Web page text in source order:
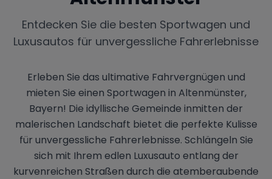
Entdecken Sie die besten Sportwagen und
Luxusautos für unvergessliche Fahrerlebnisse
Erleben Sie das ultimative Fahrvergnügen und
mieten Sie einen Sportwagen in Altenmünster,
Bayern! Die idyllische Gemeinde inmitten der
malerischen Landschaft bietet die perfekte Kulisse
für unvergessliche Fahrerlebnisse. Schlängeln Sie
sich mit Ihrem edlen Luxusauto entlang der
kurvenreichen Straßen durch die atemberaubende